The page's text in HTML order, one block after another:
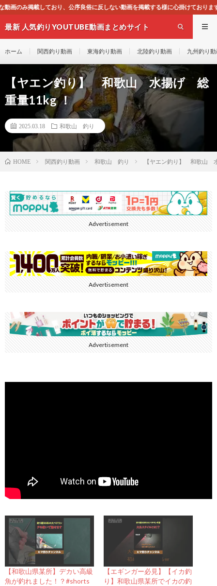
に反しない動画を掲載する様に心掛けておりますが、もし一般通念上不適
最新 人気釣りYOUTUBE動画まとめサイト
ホーム 関西釣り動画 東海釣り動画 北陸釣り動画 九州釣り
【ヤエン釣り】 和歌山 水揚げ 総
重量11kg ！
2025.03.18 和歌山 釣り
HOME 関西釣り動画 和歌山 釣り 【ヤエン釣り】 和歌山
Advertisement
Advertisement
Advertisement
【和歌山県某所】デカい高級
魚が釣れました！？#shorts
【エギンガー必見】【イカ釣
り】和歌山県某所でイカの釣